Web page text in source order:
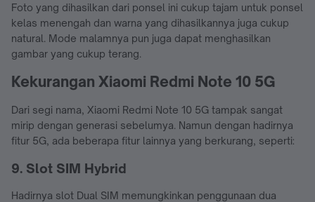
Foto yang dihasilkan dari ponsel ini cukup tajam untuk ponsel
kelas menengah dan warna yang dihasilkannya juga cukup
natural. Mode malamnya pun juga dapat menghasilkan
gambar yang cukup terang.
Kekurangan Xiaomi Redmi Note 10 5G
Dari segi nama, Xiaomi Redmi Note 10 5G tampak sangat
mirip dengan generasi sebelumya. Namun dengan hadirnya
fitur 5G, ada beberapa fitur lainnya yang berkurang, seperti:
9. Slot SIM Hybrid
Hadirnya slot Dual SIM memungkinkan penggunaan dua